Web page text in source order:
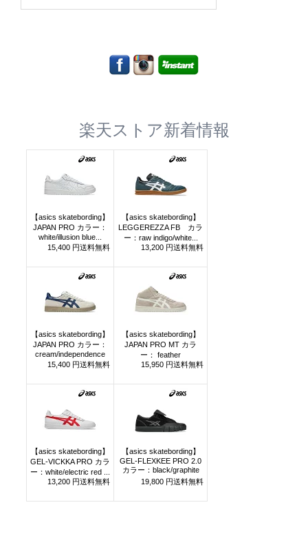
楽天ストア新着情報